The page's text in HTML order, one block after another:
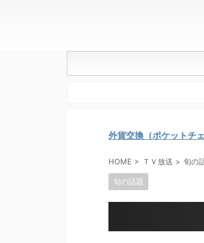
外貨交換（ポケットチ
HOME > ＴＶ放送 > 旬の
旬の話題